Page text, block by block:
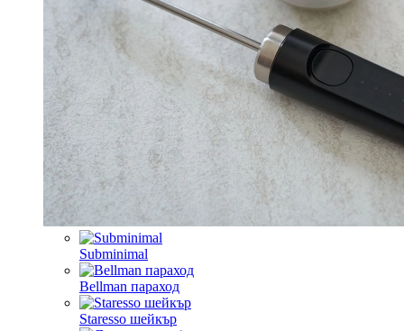
Subminimal
Bellman параход
Staresso шейкър